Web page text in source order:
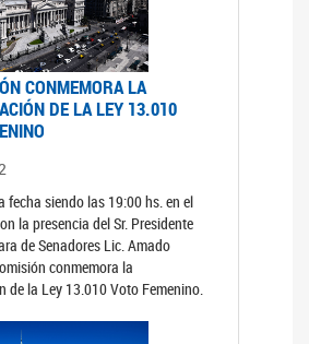
CONMEMORA LA
DE LA LEY 13.010
fecha siendo las 19:00 hs. en el
la presencia del Sr. Presidente
de Senadores Lic. Amado
conmemora la
de la Ley 13.010 Voto Femenino.